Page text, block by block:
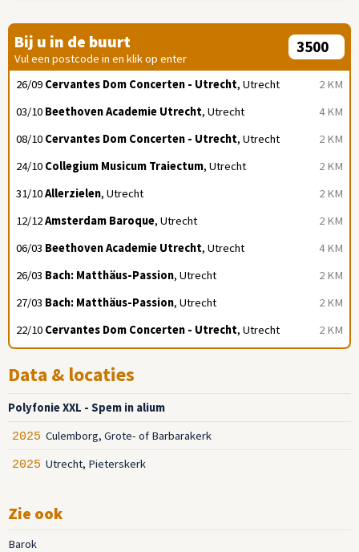
Bij u in de buurt
Vul een postcode in en klik op enter
2 KM
26/09 Cervantes Dom Concerten - Utrecht, Utrecht
4 KM
03/10 Beethoven Academie Utrecht, Utrecht
2 KM
08/10 Cervantes Dom Concerten - Utrecht, Utrecht
2 KM
24/10 Collegium Musicum Traiectum, Utrecht
2 KM
31/10Allerzielen, Utrecht
2 KM
12/12Amsterdam Baroque, Utrecht
4 KM
06/03 Beethoven Academie Utrecht, Utrecht
2 KM
26/03 Bach: Matthäus-Passion, Utrecht
2 KM
27/03 Bach: Matthäus-Passion, Utrecht
2 KM
22/10 Cervantes Dom Concerten - Utrecht, Utrecht
Data & locaties
Polyfonie XXL - Spem in alium
2025 Culemborg, Grote- of Barbarakerk
2025 Utrecht, Pieterskerk
Zie ook
Barok